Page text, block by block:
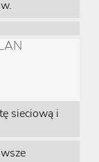
sieciową i